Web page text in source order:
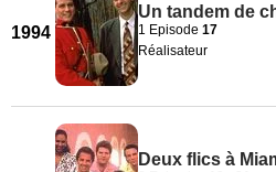
1994
Un tandem de
1 Episode 17
Réalisateur
Deux flics à